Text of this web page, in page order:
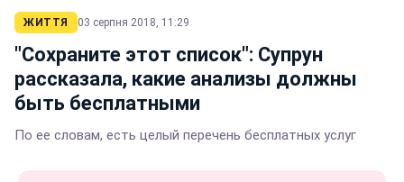
ЖИТТЯ 03 серпня 2018, 11:29
"Сохраните этот список": Супрун
рассказала, какие анализы должны
быть бесплатными
По ее словам, есть целый перечень бесплатных услуг